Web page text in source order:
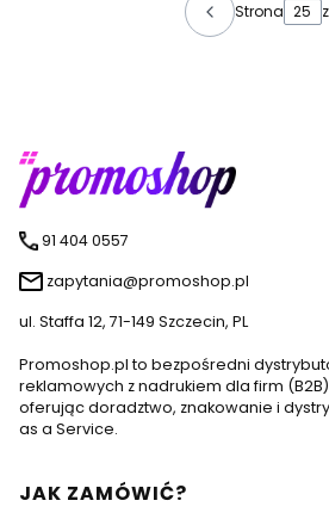
Strona
91 404 0557
zapytania@promoshop.pl
ul. Staffa 12, 71-149 Szczecin, PL
Promoshop.pl to bezpośredni
reklamowych z nadrukiem dla firm
oferując doradztwo, znakowanie i
as a Service.
Linki w stopce
JAK ZAMÓWIĆ?